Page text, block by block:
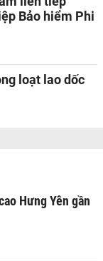
Bảo hiểm Phi
loạt lao dốc
Hưng Yên gần